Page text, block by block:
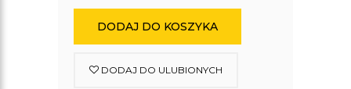
DODAJ DO KOSZYKA
DODAJ DO ULUBIONYCH